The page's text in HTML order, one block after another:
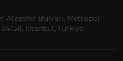
Ataşehir Bulvarı, Metropol
İstanbul, Türkiye